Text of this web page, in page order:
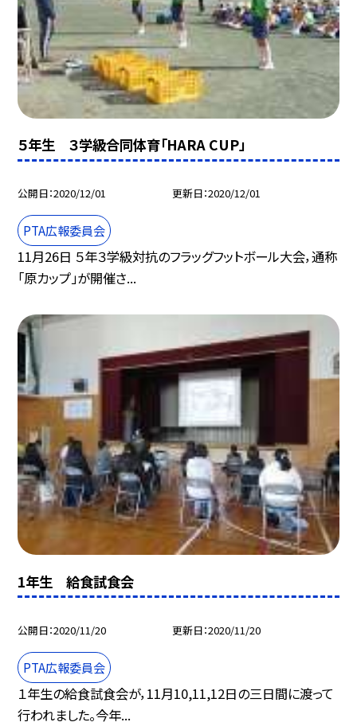
５年生 ３学級合同体育「HARA CUP」
公開日 2020/12/01 更新日 2020/12/01
PTA広報委員会
11月26日 ５年３学級対抗のフラッグフットボール大会，通称
「原カップ」が開催さ...
1年生 給食試食会
公開日 2020/11/20 更新日 2020/11/20
PTA広報委員会
１年生の給食試食会が，11月10,11,12日の三日間に渡って
行われました。今年...